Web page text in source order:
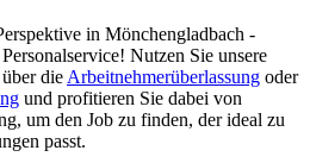
in Mönchengladbach -
Nutzen Sie unsere
die Arbeitnehmerüberlassung oder
und profitieren Sie dabei von
um den Job zu finden, der ideal zu
passt.